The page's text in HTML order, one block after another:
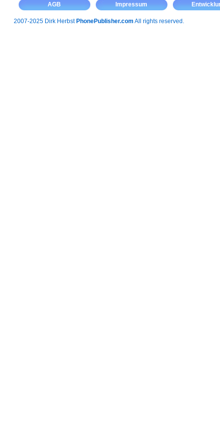
AGB Impressum
2007-2025 Dirk Herbst PhonePublisher.com All rights reserved.